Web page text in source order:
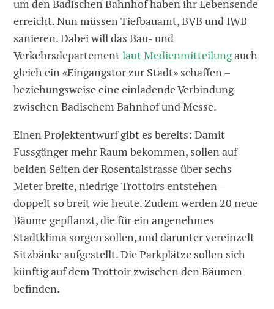
um den Badischen Bahnhof haben ihr Lebensende
erreicht. Nun müssen Tiefbauamt, BVB und IWB
sanieren. Dabei will das Bau- und
Verkehrsdepartementlaut Medienmitteilungauch
gleich ein «Eingangstor zur Stadt» schaffen –
beziehungsweise eine einladende Verbindung
zwischen Badischem Bahnhof und Messe.
Einen Projektentwurf gibt es bereits: Damit
Fussgänger mehr Raum bekommen, sollen auf
beiden Seiten der Rosentalstrasse über sechs
Meter breite, niedrige Trottoirs entstehen –
doppelt so breit wie heute. Zudem werden 20 neue
Bäume gepflanzt, die für ein angenehmes
Stadtklima sorgen sollen, und darunter vereinzelt
Sitzbänke aufgestellt. Die Parkplätze sollen sich
künftig auf dem Trottoir zwischen den Bäumen
befinden.